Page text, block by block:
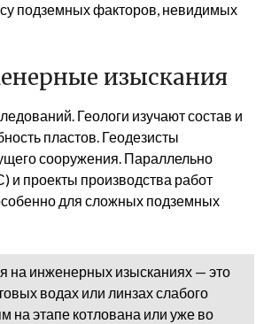
подземных факторов, невидимых
изыскания
Геологи изучают состав и
пластов. Геодезисты
сооружения. Параллельно
и проекты производства работ
для сложных подземных
на инженерных изысканиях — это
водах или линзах слабого
на этапе котлована или уже во